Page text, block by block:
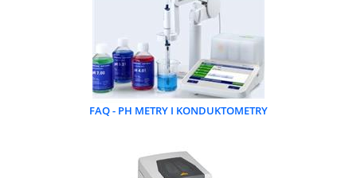
FAQ - PH METRY I KONDUKTOMETRY